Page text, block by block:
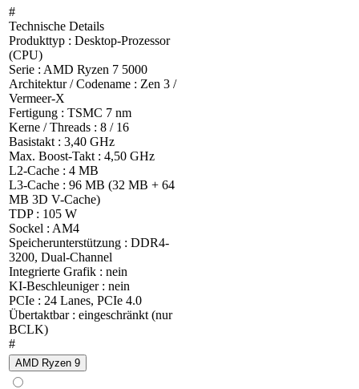
#
Technische Details
Produkttyp : Desktop-Prozessor
(CPU)
Serie : AMD Ryzen 7 5000
Architektur / Codename : Zen 3 /
Vermeer-X
Fertigung : TSMC 7 nm
Kerne / Threads : 8 / 16
Basistakt : 3,40 GHz
Max. Boost-Takt : 4,50 GHz
L2-Cache : 4 MB
L3-Cache : 96 MB (32 MB + 64
MB 3D V-Cache)
TDP : 105 W
Sockel : AM4
Speicherunterstützung : DDR4-
3200, Dual-Channel
Integrierte Grafik : nein
KI-Beschleuniger : nein
PCIe : 24 Lanes, PCIe 4.0
Übertaktbar : eingeschränkt (nur
BCLK)
#
AMD Ryzen 9